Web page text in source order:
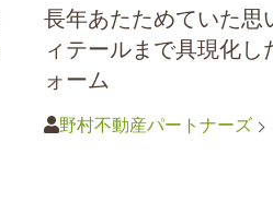
長年あたためていた思
ィテールまで具現化し
ォーム
野村不動産パートナーズ